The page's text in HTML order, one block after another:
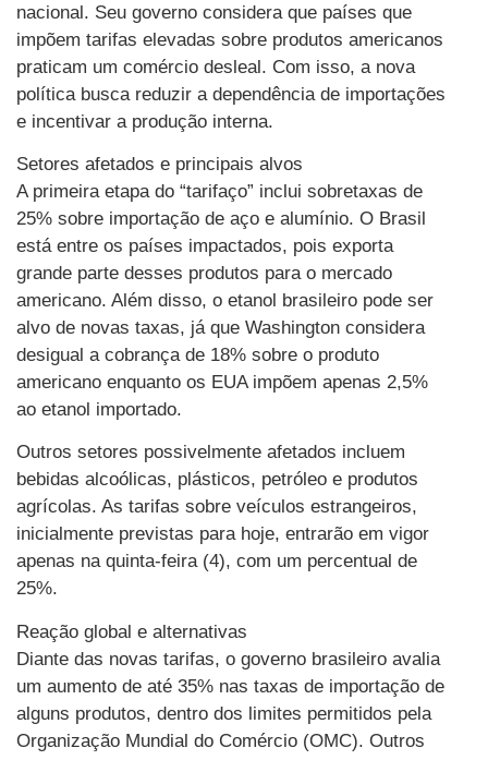
nacional. Seu governo considera que países que
impõem tarifas elevadas sobre produtos americanos
praticam um comércio desleal. Com isso, a nova
política busca reduzir a dependência de importações
e incentivar a produção interna.
Setores afetados e principais alvos
A primeira etapa do “tarifaço” inclui sobretaxas de
25% sobre importação de aço e alumínio. O Brasil
está entre os países impactados, pois exporta
grande parte desses produtos para o mercado
americano. Além disso, o etanol brasileiro pode ser
alvo de novas taxas, já que Washington considera
desigual a cobrança de 18% sobre o produto
americano enquanto os EUA impõem apenas 2,5%
ao etanol importado.
Outros setores possivelmente afetados incluem
bebidas alcoólicas, plásticos, petróleo e produtos
agrícolas. As tarifas sobre veículos estrangeiros,
inicialmente previstas para hoje, entrarão em vigor
apenas na quinta-feira (4), com um percentual de
25%.
Reação global e alternativas
Diante das novas tarifas, o governo brasileiro avalia
um aumento de até 35% nas taxas de importação de
alguns produtos, dentro dos limites permitidos pela
Organização Mundial do Comércio (OMC). Outros